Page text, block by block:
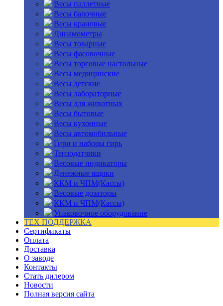
Весы паллетные
Весы балочные
Весы крановые
Динамометры
Весы товарные
Весы фасовочные
Весы торговые настольные
Весы медицинские
Весы детские
Весы лабораторные
Весы для животных
Весы бытовые
Весы кухонные
Весы автомобильные
Гири и наборы гирь
Тензодатчики
Весовые индикаторы
Денежные ящики
ККМ и ЧПМ(Кассы)
Весовые дозаторы
ККМ и ЧПМ(Кассы)
Упаковочное оборудование
ТЕХ ПОДДЕРЖКА
Сертификаты
Оплата
Доставка
О заводе
Контакты
Стать дилером
Новости
Полная версия сайта